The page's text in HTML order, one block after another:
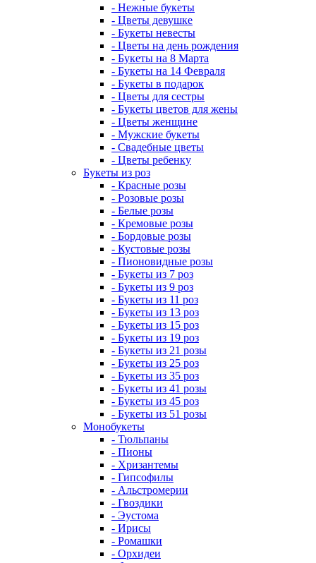
- Нежные букеты
- Цветы девушке
- Букеты невесты
- Цветы на день рождения
- Букеты на 8 Марта
- Букеты на 14 Февраля
- Букеты в подарок
- Цветы для сестры
- Букеты цветов для жены
- Цветы женщине
- Мужские букеты
- Свадебные цветы
- Цветы ребенку
Букеты из роз
- Красные розы
- Розовые розы
- Белые розы
- Кремовые розы
- Бордовые розы
- Кустовые розы
- Пионовидные розы
- Букеты из 7 роз
- Букеты из 9 роз
- Букеты из 11 роз
- Букеты из 13 роз
- Букеты из 15 роз
- Букеты из 19 роз
- Букеты из 21 розы
- Букеты из 25 роз
- Букеты из 35 роз
- Букеты из 41 розы
- Букеты из 45 роз
- Букеты из 51 розы
Монобукеты
- Тюльпаны
- Пионы
- Хризантемы
- Гипсофилы
- Альстромерии
- Гвоздики
- Эустома
- Ирисы
- Ромашки
- Орхидеи